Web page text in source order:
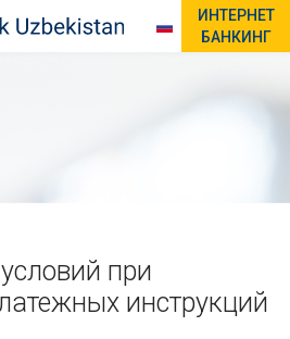
ИНТЕРНЕТ
БАНКИНГ
при
инструкций